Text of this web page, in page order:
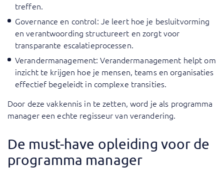
treffen.
Governance en control: Je leert hoe je besluitvorming
en verantwoording structureert en zorgt voor
transparante escalatieprocessen.
Verandermanagement: Verandermanagement helpt om
inzicht te krijgen hoe je mensen, teams en organisaties
effectief begeleidt in complexe transities.
Door deze vakkennis in te zetten, word je als programma
manager een echte regisseur van verandering.
De must-have opleiding voor de
programma manager